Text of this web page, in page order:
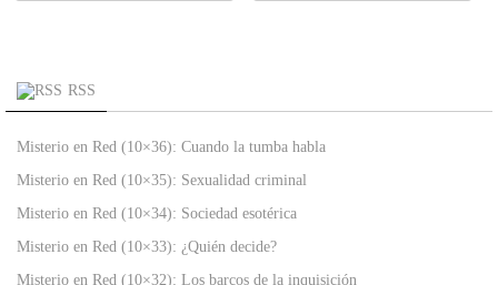
RSS
Misterio en Red (10×36): Cuando la tumba habla
Misterio en Red (10×35): Sexualidad criminal
Misterio en Red (10×34): Sociedad esotérica
Misterio en Red (10×33): ¿Quién decide?
Misterio en Red (10×32): Los barcos de la inquisición